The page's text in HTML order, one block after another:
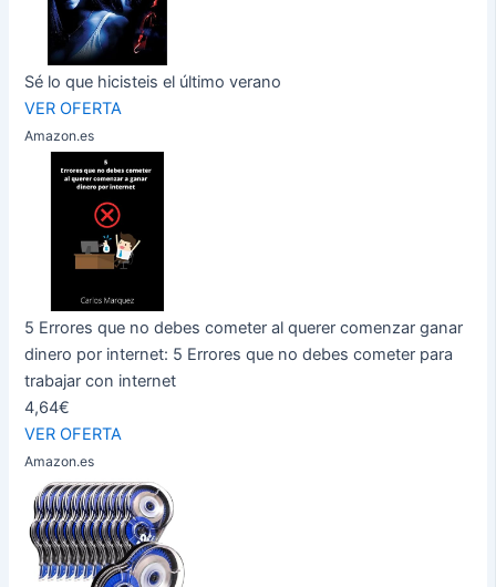
Sé lo que hicisteis el último verano
VER OFERTA
Amazon.es
5 Errores que no debes cometer al querer comenzar ganar
dinero por internet: 5 Errores que no debes cometer para
trabajar con internet
4,64€
VER OFERTA
Amazon.es